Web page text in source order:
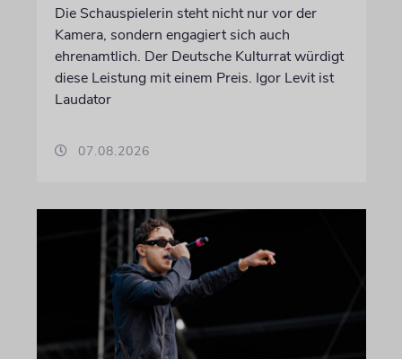
Die Schauspielerin steht nicht nur vor der
Kamera, sondern engagiert sich auch
ehrenamtlich. Der Deutsche Kulturrat würdigt
diese Leistung mit einem Preis. Igor Levit ist
Laudator
07.08.2026